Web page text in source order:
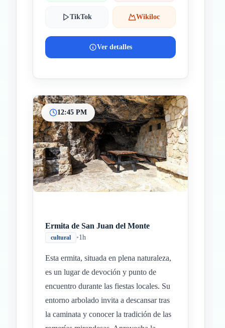
TikTok Wikiloc
Ver detalles
12:45 PM
Ermita de San Juan del Monte
cultural •1h
Esta ermita, situada en plena naturaleza,
es un lugar de devoción y punto de
encuentro durante las fiestas locales. Su
entorno arbolado invita a descansar tras
la caminata y conocer la tradición de las